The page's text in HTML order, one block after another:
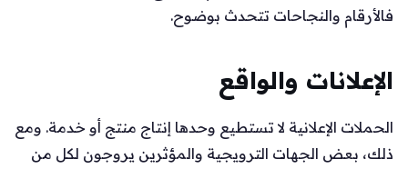
فالأرقام والنجاحات تتحدث بوضوح.
الإعلانات والواقع
الحملات الإعلانية لا تستطيع وحدها إنتاج منتج أو خدمة. ومع
ذلك، بعض الجهات الترويجية والمؤثرين يروجون لكل من